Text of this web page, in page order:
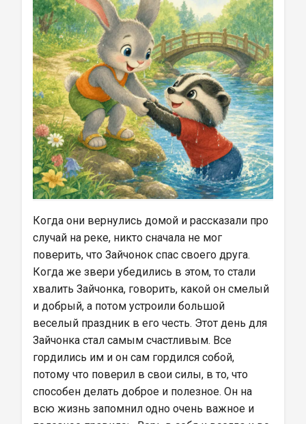
Когда они вернулись домой и рассказали про
случай на реке, никто сначала не мог
поверить, что Зайчонок спас своего друга.
Когда же звери убедились в этом, то стали
хвалить Зайчонка, говорить, какой он смелый
и добрый, а потом устроили большой
веселый праздник в его честь. Этот день для
Зайчонка стал самым счастливым. Все
гордились им и он сам гордился собой,
потому что поверил в свои силы, в то, что
способен делать доброе и полезное. Он на
всю жизнь запомнил одно очень важное и